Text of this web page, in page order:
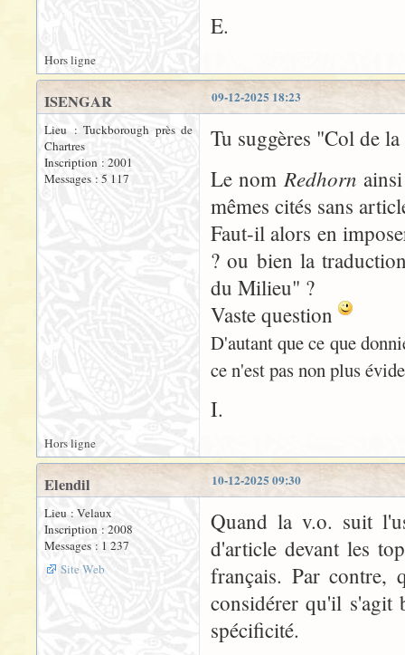
E.
Hors ligne
09-12-2025 18:23
ISENGAR
Lieu : Tuckborough près de
Chartres
Inscription : 2001
Messages : 5 117
Tu suggères "Col de
Le nomRedhorn
mêmes cités sans
Faut-il alors en
? ou bien la
du Milieu" ?
Vaste question
D'autant que ce que
ce n'est pas non plus
I.
Hors ligne
10-12-2025 09:30
Elendil
Lieu : Velaux
Inscription : 2008
Messages : 1 237
Site Web
Quand la v.o. suit
d'article devant les
français. Par contre,
considérer qu'il
spécificité.